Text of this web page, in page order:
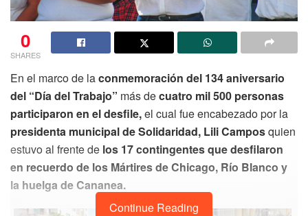
0
SHARES
En el marco de laconmemoración del 134 aniversario
del “Día del Trabajo” más decuatro mil 500 personas
participaron en el desfile,el cual fue encabezado por la
presidenta municipal de Solidaridad, Lili Camposquien
estuvo al frente de los 17 contingentes que desfilaron
en recuerdo de los Mártires de Chicago, Río Blanco y
la huelga de Cananea.
Continue Reading